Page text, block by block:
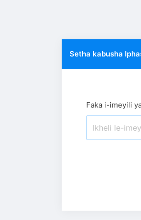
Setha kabusha
Faka i-imeyili